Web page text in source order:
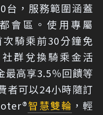
台，服務範圍涵蓋
會區。使用專屬
騎乘前30分鐘免
群兌換騎乘金活
最高享3.5％回饋等
者可以24小時隨訂
智慧雙輪 ，輕